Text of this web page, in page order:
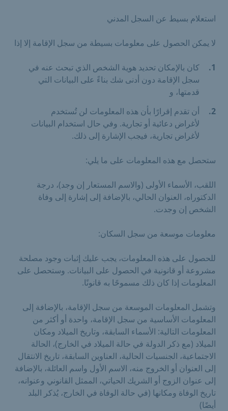
استعلام بسيط عن السجل المدني
لا يمكن الحصول على معلومات بسيطة من سجل الإقامة إلا إذا
كان بالإمكان تحديد هوية الشخص الذي تبحث عنه في
سجل الإقامة دون أدنى شك بناءً على البيانات التي
قدمتها، و
أن تقدم إقرارًا بأن هذه المعلومات لن تُستخدم
لأغراض دعائية أو تجارية. وفي حال استخدام البيانات
لأغراض تجارية، فيجب الإشارة إلى ذلك.
ستحصل مع هذه المعلومات على ما يلي:
اللقب، الأسماء الأولى (والاسم المستعار إن وجد)، درجة
الدكتوراه، العنوان الحالي، بالإضافة إلى إشارة إلى وفاة
الشخص إن وجدت.
معلومات موسعة من سجل السكان:
للحصول على هذه المعلومات، يجب عليك إثبات وجود مصلحة
مشروعة أو قانونية في الحصول على البيانات. وستحصل على
المعلومات إذا كان ذلك مسموحًا به قانونًا.
وتشمل المعلومات الموسعة من سجل الإقامة، بالإضافة إلى
المعلومات الأساسية من سجل الإقامة، واحدة أو أكثر من
المعلومات التالية: الأسماء السابقة، وتاريخ الميلاد ومكان
الميلاد (مع ذكر الدولة في حالة الميلاد في الخارج)، الحالة
الاجتماعية، الجنسيات الحالية، العناوين السابقة، تاريخ الانتقال
إلى العنوان أو الخروج منه، الاسم الأول واسم العائلة، بالإضافة
إلى عنوان الزوج أو الشريك الحياتي، الممثل القانوني وعنوانه،
تاريخ الوفاة ومكانها (في حالة الوفاة في الخارج، يُذكر البلد
أيضًا)